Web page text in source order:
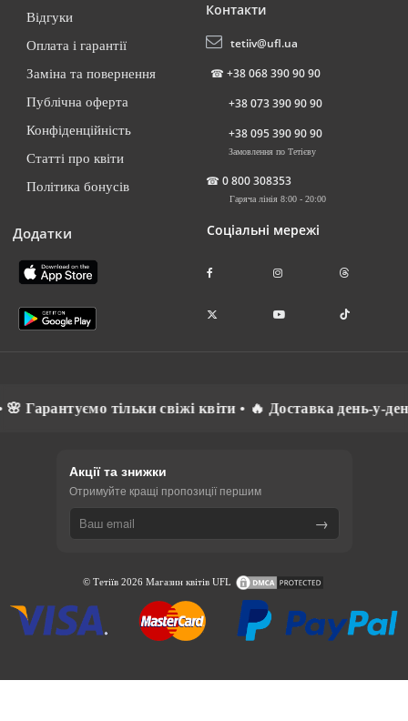
Відгуки
Оплата і гарантії
Заміна та повернення
Публічна оферта
Конфіденційність
Статті про квіти
Політика бонусів
Додатки
Контакти
tetiiv@ufl.ua
☎ +38 068 390 90 90
+38 073 390 90 90
+38 095 390 90 90
Замовлення по Тетієву
☎ 0 800 308353
Гаряча лінія 8:00 - 20:00
Соціальні мережі
тільки свіжі квіти • 🔥 Доставка день-у-
Акції та знижки
Отримуйте кращі пропозиції першим
→
© Тетіїв 2026 Магазин квітів UFL